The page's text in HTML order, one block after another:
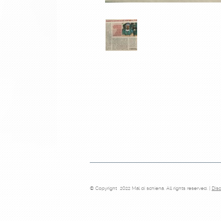
© Copyright 2022 Mal di schiena. All rights reserved. |